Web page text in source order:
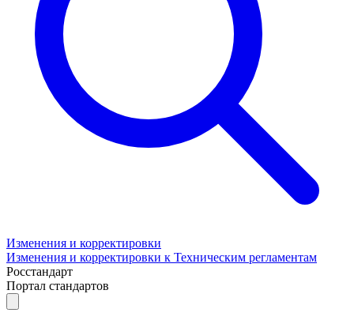
Изменения и корректировки
Изменения и корректировки к Техническим регламентам
Росстандарт
Портал стандартов